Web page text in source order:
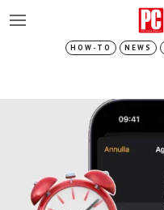
HOW-TO NEWS